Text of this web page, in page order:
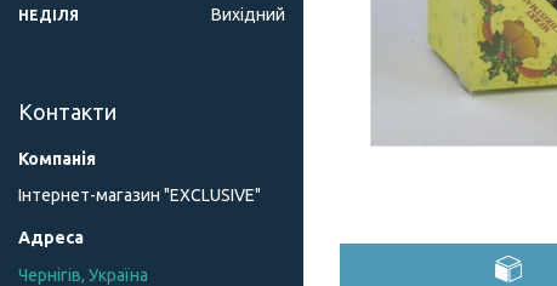
НЕДІЛЯ Вихідний
Контакти
Інтернет-магазин "ЕXCLUSIVE"
Чернігів, Україна